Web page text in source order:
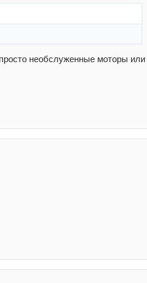
необслуженные моторы